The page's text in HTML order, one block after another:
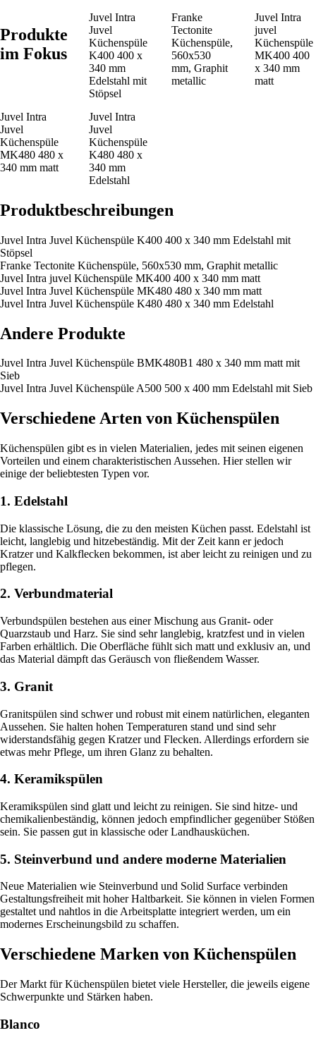
Produkte
im Fokus
Juvel Intra
Juvel
Küchenspüle
K400 400 x
340 mm
Edelstahl mit
Stöpsel
Franke
Tectonite
Küchenspüle,
560x530
mm, Graphit
metallic
Juvel Intra
juvel
Küchenspüle
MK400 400
x 340 mm
matt
Juvel Intra
Juvel
Küchenspüle
MK480 480 x
340 mm matt
Juvel Intra
Juvel
Küchenspüle
K480 480 x
340 mm
Edelstahl
Produktbeschreibungen
Juvel Intra Juvel Küchenspüle K400 400 x 340 mm Edelstahl mit
Stöpsel
Franke Tectonite Küchenspüle, 560x530 mm, Graphit metallic
Juvel Intra juvel Küchenspüle MK400 400 x 340 mm matt
Juvel Intra Juvel Küchenspüle MK480 480 x 340 mm matt
Juvel Intra Juvel Küchenspüle K480 480 x 340 mm Edelstahl
Andere Produkte
Juvel Intra Juvel Küchenspüle BMK480B1 480 x 340 mm matt mit
Sieb
Juvel Intra Juvel Küchenspüle A500 500 x 400 mm Edelstahl mit Sieb
Verschiedene Arten von Küchenspülen
Küchenspülen gibt es in vielen Materialien, jedes mit seinen eigenen
Vorteilen und einem charakteristischen Aussehen. Hier stellen wir
einige der beliebtesten Typen vor.
1. Edelstahl
Die klassische Lösung, die zu den meisten Küchen passt. Edelstahl ist
leicht, langlebig und hitzebeständig. Mit der Zeit kann er jedoch
Kratzer und Kalkflecken bekommen, ist aber leicht zu reinigen und zu
pflegen.
2. Verbundmaterial
Verbundspülen bestehen aus einer Mischung aus Granit- oder
Quarzstaub und Harz. Sie sind sehr langlebig, kratzfest und in vielen
Farben erhältlich. Die Oberfläche fühlt sich matt und exklusiv an, und
das Material dämpft das Geräusch von fließendem Wasser.
3. Granit
Granitspülen sind schwer und robust mit einem natürlichen, eleganten
Aussehen. Sie halten hohen Temperaturen stand und sind sehr
widerstandsfähig gegen Kratzer und Flecken. Allerdings erfordern sie
etwas mehr Pflege, um ihren Glanz zu behalten.
4. Keramikspülen
Keramikspülen sind glatt und leicht zu reinigen. Sie sind hitze- und
chemikalienbeständig, können jedoch empfindlicher gegenüber Stößen
sein. Sie passen gut in klassische oder Landhausküchen.
5. Steinverbund und andere moderne Materialien
Neue Materialien wie Steinverbund und Solid Surface verbinden
Gestaltungsfreiheit mit hoher Haltbarkeit. Sie können in vielen Formen
gestaltet und nahtlos in die Arbeitsplatte integriert werden, um ein
modernes Erscheinungsbild zu schaffen.
Verschiedene Marken von Küchenspülen
Der Markt für Küchenspülen bietet viele Hersteller, die jeweils eigene
Schwerpunkte und Stärken haben.
Blanco